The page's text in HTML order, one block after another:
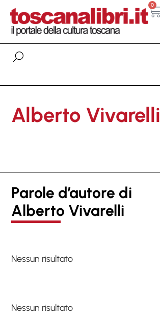
0
Alberto Vivarelli
Parole d’autore di
Alberto Vivarelli
Nessun risultato
Nessun risultato